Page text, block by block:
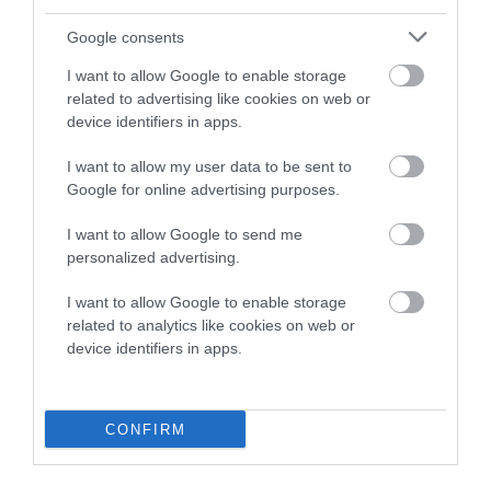
Google consents
I want to allow Google to enable storage
related to advertising like cookies on web or
device identifiers in apps.
I want to allow my user data to be sent to
Google for online advertising purposes.
I want to allow Google to send me
personalized advertising.
I want to allow Google to enable storage
related to analytics like cookies on web or
device identifiers in apps.
CONFIRM
ΑΝΟΙΧΤΗ ΕΠΙΣΤΟΛΗ ΠΑΛΑΙΟΠΟΛΗΣ: Προς K.
Μητσοτάκη, N. Κακλαμάνη, K. Χατζηδάκη
Πρόσφατα Άρθρα
Η νεολαία της Άνδρου είναι
εδώ. Χρειάζεται όμως
ευκαιρίες για να φανεί.
05/08/2026
Μουσικού Συλλόγου
μοναδικό Γιώργο Κατσαρό